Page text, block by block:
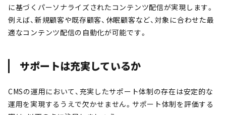
に基づくパーソナライズされたコンテンツ配信が実現します。
例えば、新規顧客や既存顧客、休眠顧客など、対象に合わせた最
適なコンテンツ配信の自動化が可能です。
サポートは充実しているか
CMSの運用において、充実したサポート体制の存在は安定的な
運用を実現するうえで欠かせません。サポート体制を評価する